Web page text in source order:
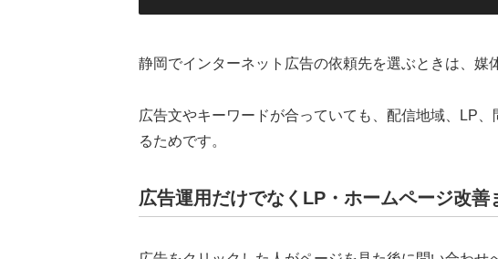
静岡でインターネット広告の依頼先を選ぶときは、媒
広告文やキーワードが合っていても、配信地域、LP
るためです。
広告運用だけでなくLP・ホームページ改善